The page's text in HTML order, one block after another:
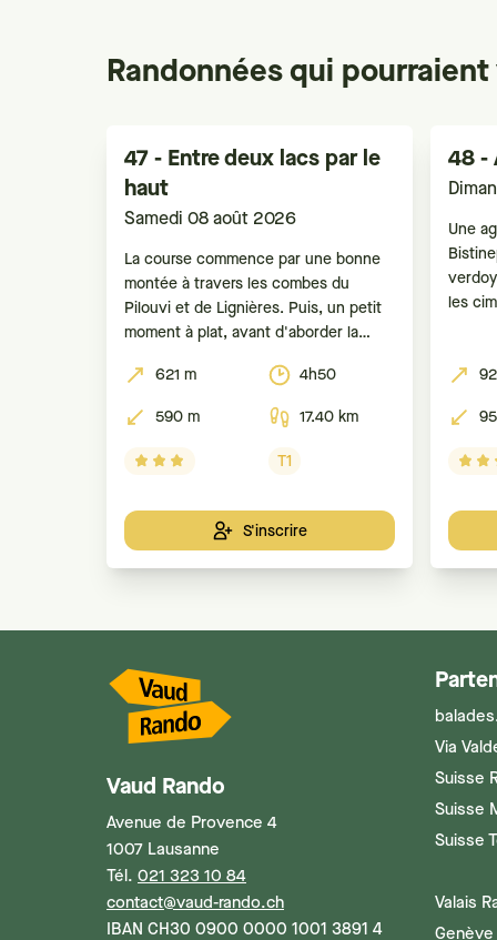
Randonnées qui
47 - Entre deux lacs par le
haut
Samedi 08 août 2026
La course commence par une bonne
montée à travers les combes du
Pilouvi et de Lignières. Puis, un petit
moment à plat, avant d'aborder la
en forêt, sur St-Blaise.
621 m
4h50
590 m
17.40 km
T1
S'inscrire
48 -
Une
les
et la
courte
Vaud Rando
Avenue de Provence 4
1007 Lausanne
Tél. 021 323 10 84
contact@vaud-rando.ch
IBAN CH30 0900 0000 1001 3891 4
Via
Suisse
Suisse
Suisse
Valais
Genève